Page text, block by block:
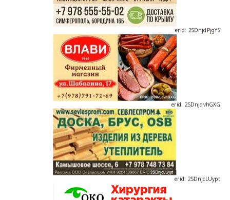
erid: 2SDnjdPjgYS
erid: 2SDnjdvhGXG